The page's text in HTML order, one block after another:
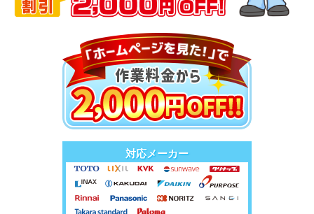
対応メーカー